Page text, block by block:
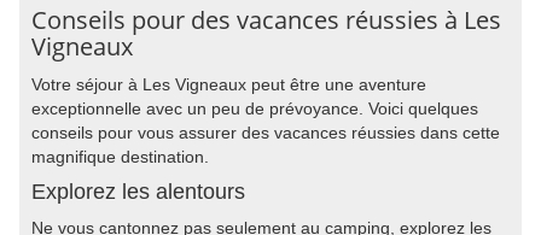
Conseils pour des vacances réussies à Les
Vigneaux
Votre séjour à Les Vigneaux peut être une aventure
exceptionnelle avec un peu de prévoyance. Voici quelques
conseils pour vous assurer des vacances réussies dans cette
magnifique destination.
Explorez les alentours
Ne vous cantonnez pas seulement au camping, explorez les